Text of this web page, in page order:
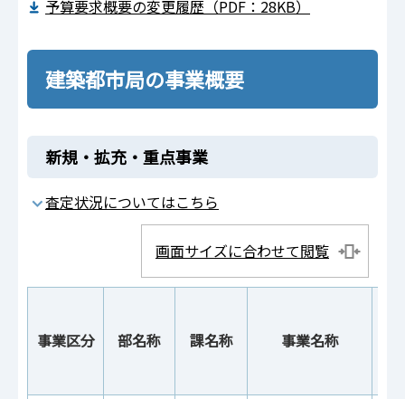
予算要求概要の変更履歴（PDF：28KB）
建築都市局の事業概要
新規・拡充・重点事業
査定状況についてはこちら
画面サイズに合わせて閲覧
事業区分 部名称 課名称 事業名称